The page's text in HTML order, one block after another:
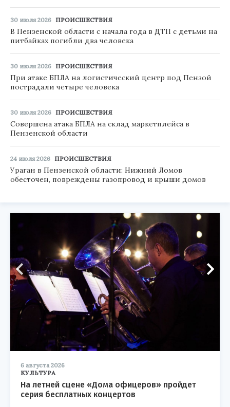
30 июля 2026 ПРОИСШЕСТВИЯ
В Пензенской области с начала года в ДТП с детьми на
питбайках погибли два человека
30 июля 2026 ПРОИСШЕСТВИЯ
При атаке БПЛА на логистический центр под Пензой
пострадали четыре человека
30 июля 2026 ПРОИСШЕСТВИЯ
Совершена атака БПЛА на склад маркетплейса в
Пензенской области
24 июля 2026 ПРОИСШЕСТВИЯ
Ураган в Пензенской области: Нижний Ломов
обесточен, повреждены газопровод и крыши домов
6 августа 2026
КУЛЬТУРА
На летней сцене «Дома офицеров» пройдет
серия бесплатных концертов